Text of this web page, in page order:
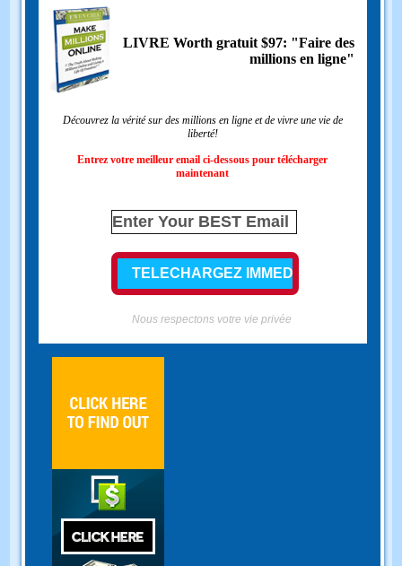
LIVRE Worth gratuit $97: "Faire des
millions en ligne"
Découvrez la vérité sur des millions en ligne et de vivre une vie de
liberté!
Entrez votre meilleur email ci-dessous pour télécharger
maintenant
Nous respectons votre vie privée